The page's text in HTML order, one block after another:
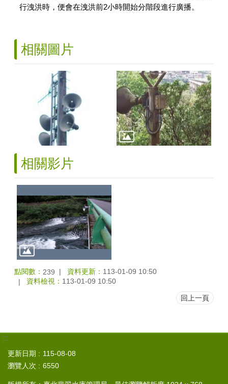
行洩洪時，便會在洩洪前2小時開始分階段進行廣播。
相關圖片
相關影片
點閱數： 239 資料更新： 113-01-09 10:50
資料檢視： 113-01-09 10:50
回上一頁
:::
更新日期
115-08-08
瀏覽人次
6550